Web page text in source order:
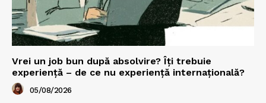
Vrei un job bun după absolvire? Îți trebuie
experiență – de ce nu experiență internațională?
05/08/2026